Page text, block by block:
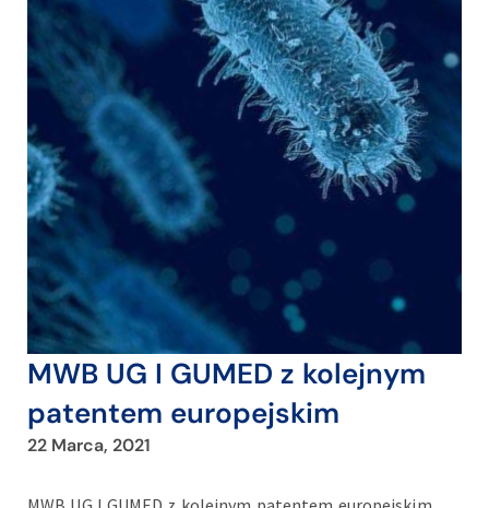
MWB UG I GUMED z kolejnym
patentem europejskim
22 Marca, 2021